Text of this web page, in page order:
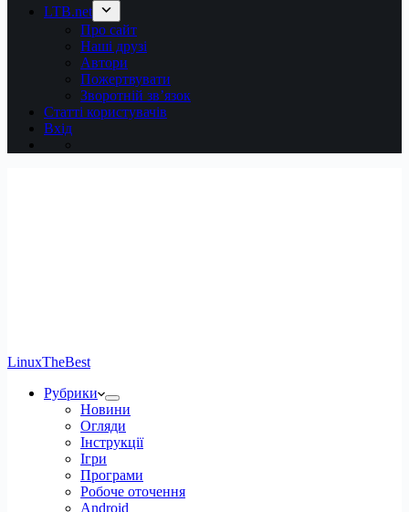
LTB.net
Про сайт
Наші друзі
Автори
Пожертвувати
Зворотній зв’язок
Статті користувачів
Вхід
LinuxTheBest
Рубрики
Новини
Огляди
Інструкції
Ігри
Програми
Робоче оточення
Android